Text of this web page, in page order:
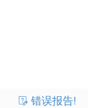
错误报告!